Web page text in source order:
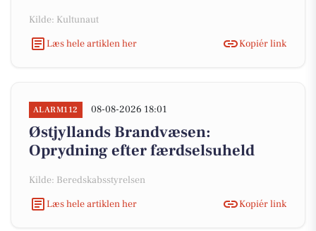
Kilde: Kultunaut
Læs hele artiklen her
Kopiér link
ALARM112 08-08-2026 18:01
Østjyllands Brandvæsen:
Oprydning efter færdselsuheld
Kilde: Beredskabsstyrelsen
Læs hele artiklen her
Kopiér link